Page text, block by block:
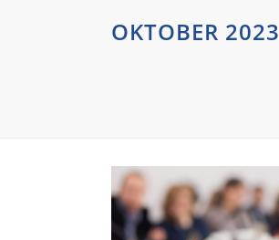
OKTOBER 2023